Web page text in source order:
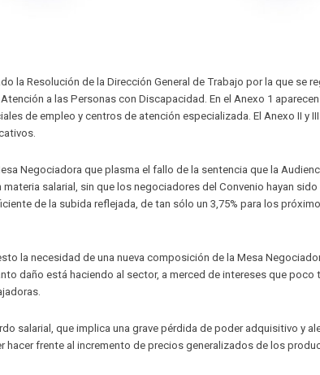
la Resolución de la Dirección General de Trabajo por la que se
a las Personas con Discapacidad. En el Anexo 1
de empleo y centros de atención especializada. El Anexo II y
Negociadora que plasma el fallo de la sentencia que la
salarial, sin que los negociadores del Convenio hayan
de la subida reflejada, de tan sólo un 3,75% para los
la necesidad de una nueva composición de la Mesa
daño está haciendo al sector, a merced de intereses que poco
salarial, que implica una grave pérdida de poder adquisitivo y
hacer frente al incremento de precios generalizados de los